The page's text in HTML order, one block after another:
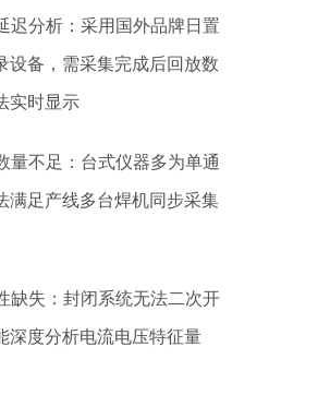
迟分析：采用国外品牌日置
设备，需采集完成后回放数
实时显示
量不足：台式仪器多为单通
满足产线多台焊机同步采集
缺失：封闭系统无法二次开
深度分析电流电压特征量